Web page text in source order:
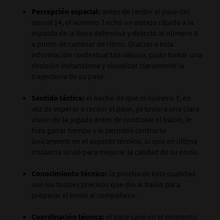
Percepción espacial: antes de recibir el pase del
dorsal 14, el número 7 echó un vistazo rápido a la
espalda de la línea defensiva y detectó al número 8
a punto de cambiar de ritmo. Gracias a esta
información contextual tan valiosa, pudo tomar una
decisión instantánea y visualizar claramente la
trayectoria de su pase.
Sentido táctico: el hecho de que el número 7, en
vez de esperar a recibir el pase, ya tuviera una clara
visión de la jugada antes de controlar el balón, le
hizo ganar tiempo y le permitió centrarse
únicamente en el aspecto técnico, lo que en última
instancia sirvió para mejorar la calidad de su envío.
Conocimiento técnico: la prueba de esta cualidad
son los toques precisos que dio al balón para
preparar el envío al compañero.
Coordinación técnica: el pase salió en el momento